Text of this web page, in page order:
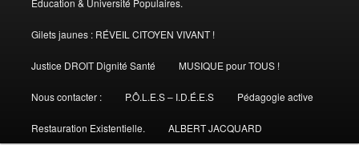
Gilets jaunes : RÉVEIL CITOYEN VIVANT !
Justice DROIT Dignité Santé MUSIQUE pour TOUS !
Nous contacter : P.Ô.L.E.S – I.D.É.E.S Pédagogie active
Restauration Existentielle. ALBERT JACQUARD